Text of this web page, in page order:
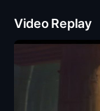
Video Replay